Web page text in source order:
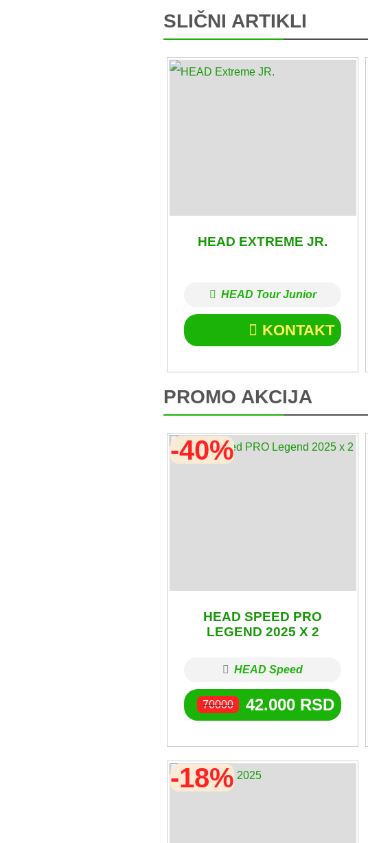
SLIČNI ARTIKLI
HEAD EXTREME JR.
HEAD Tour Junior
KONTAKT
PROMO AKCIJA
HEAD SPEED PRO
LEGEND 2025 X 2
HEAD Speed
70000 42.000 RSD
-40%
-18%